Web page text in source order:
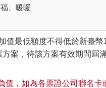
、暖暖
值最低額度不得低於新臺
案，待該方案有效期間屆
值，如為各票證公司聯名